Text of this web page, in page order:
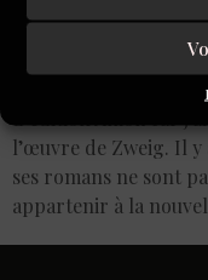
Le terme « amok »
J’espère ne pas être
l’œuvre de Zweig. Il y
ses romans ne sont
appartenir à la